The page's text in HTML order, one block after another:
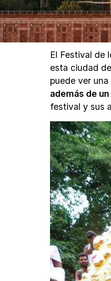
El Festival de
esta ciudad
puede ver
además de
festival y sus